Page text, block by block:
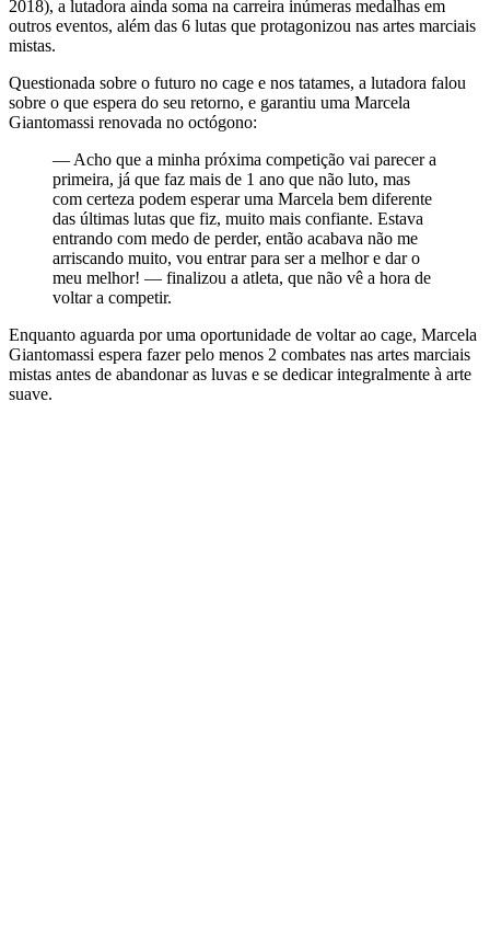
2018), a lutadora ainda soma na carreira inúmeras medalhas em
outros eventos, além das 6 lutas que protagonizou nas artes marciais
mistas.
Questionada sobre o futuro no cage e nos tatames, a lutadora falou
sobre o que espera do seu retorno, e garantiu uma Marcela
Giantomassi renovada no octógono:
— Acho que a minha próxima competição vai parecer a
primeira, já que faz mais de 1 ano que não luto, mas
com certeza podem esperar uma Marcela bem diferente
das últimas lutas que fiz, muito mais confiante. Estava
entrando com medo de perder, então acabava não me
arriscando muito, vou entrar para ser a melhor e dar o
meu melhor! — finalizou a atleta, que não vê a hora de
voltar a competir.
Enquanto aguarda por uma oportunidade de voltar ao cage, Marcela
Giantomassi espera fazer pelo menos 2 combates nas artes marciais
mistas antes de abandonar as luvas e se dedicar integralmente à arte
suave.